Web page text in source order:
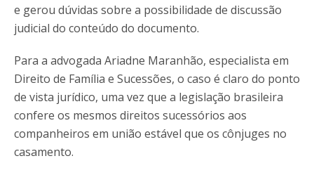
e gerou dúvidas sobre a possibilidade de discussão
judicial do conteúdo do documento.
Para a advogada Ariadne Maranhão, especialista em
Direito de Família e Sucessões, o caso é claro do ponto
de vista jurídico, uma vez que a legislação brasileira
confere os mesmos direitos sucessórios aos
companheiros em união estável que os cônjuges no
casamento.